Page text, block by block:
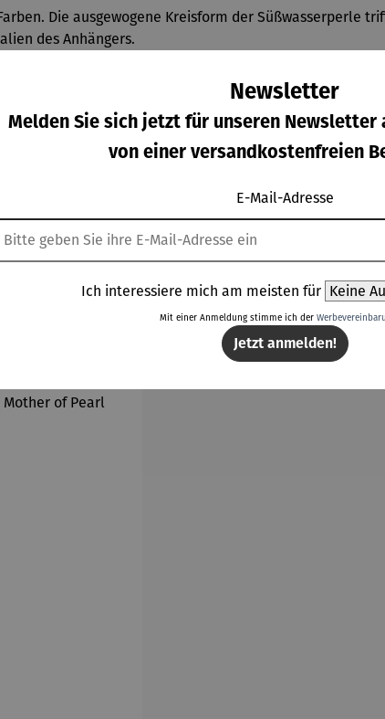
Die ausgewogene Kreisform der Süßwasserperle
des Anhängers.
Länge 46 cm. Format Anhänger 2,5 x 2 cm (H/B).
Weitere Produkte
Newsletter
Melden Sie sich jetzt für unseren Newsletter
von einer versandkostenfreien
E-Mail-Adresse
Ich interessiere mich am meisten für
Mit einer Anmeldung stimme ich der
Jetzt anmelden!